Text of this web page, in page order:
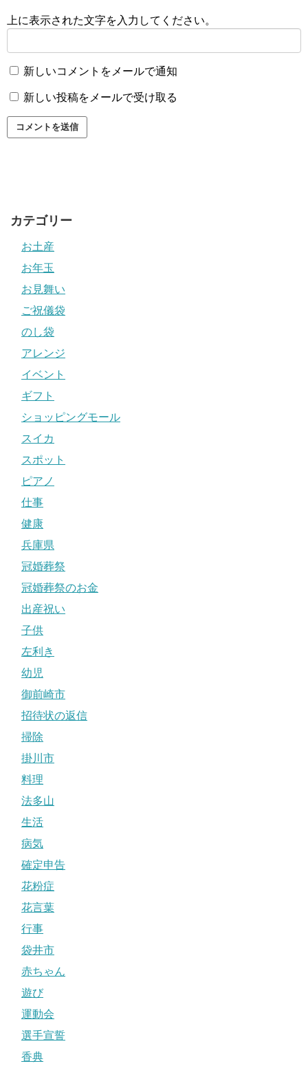
上に表示された文字を入力してください。
新しいコメントをメールで通知
新しい投稿をメールで受け取る
カテゴリー
お土産
お年玉
お見舞い
ご祝儀袋
のし袋
アレンジ
イベント
ギフト
ショッピングモール
スイカ
スポット
ピアノ
仕事
健康
兵庫県
冠婚葬祭
冠婚葬祭のお金
出産祝い
子供
左利き
幼児
御前崎市
招待状の返信
掃除
掛川市
料理
法多山
生活
病気
確定申告
花粉症
花言葉
行事
袋井市
赤ちゃん
遊び
運動会
選手宣誓
香典